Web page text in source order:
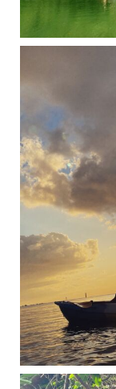
修学旅行シーズンも終わり、一気に冷え込んできました。 2025年今年もあっという間に終
12月に入り、沖縄も流石に半袖では過ごせなくなってきました
ですが、日中はまだ20℃